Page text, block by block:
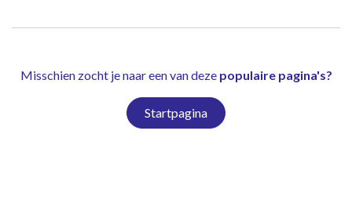
Misschien zocht je naar een van deze populaire pagina's?
Startpagina